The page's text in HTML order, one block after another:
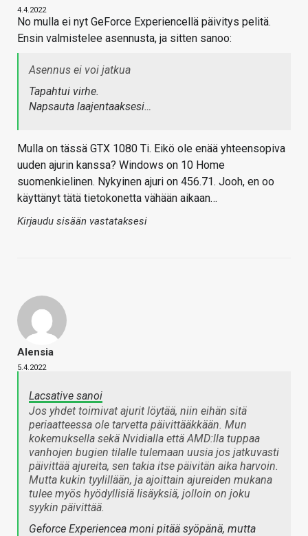
4.4.2022
No mulla ei nyt GeForce Experiencellä päivitys pelitä.
Ensin valmistelee asennusta, ja sitten sanoo:
Asennus ei voi jatkua
Tapahtui virhe.
Napsauta laajentaaksesi…
Mulla on tässä GTX 1080 Ti. Eikö ole enää yhteensopiva
uuden ajurin kanssa? Windows on 10 Home
suomenkielinen. Nykyinen ajuri on 456.71. Jooh, en oo
käyttänyt tätä tietokonetta vähään aikaan…
Kirjaudu sisään vastataksesi
Alensia
5.4.2022
Lacsative sanoi
Jos yhdet toimivat ajurit löytää, niin eihän sitä
periaatteessa ole tarvetta päivittääkkään. Mun
kokemuksella sekä Nvidialla että AMD:lla tuppaa
vanhojen bugien tilalle tulemaan uusia jos jatkuvasti
päivittää ajureita, sen takia itse päivitän aika harvoin.
Mutta kukin tyylillään, ja ajoittain ajureiden mukana
tulee myös hyödyllisiä lisäyksiä, jolloin on joku
syykin päivittää.
Geforce Experiencea moni pitää syöpänä, mutta